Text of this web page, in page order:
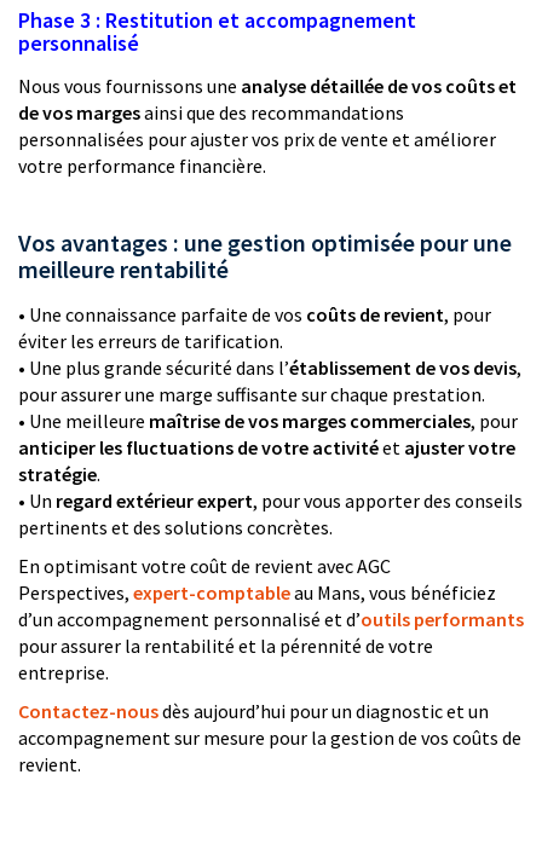
Phase 3 : Restitution et accompagnement
personnalisé
Nous vous fournissons une analyse détaillée de vos coûts et
de vos margesainsi que des recommandations
personnalisées pour ajuster vos prix de vente et améliorer
votre performance financière.
Vos avantages : une gestion optimisée pour une
meilleure rentabilité
• Une connaissance parfaite de vos coûts de revient, pour
éviter les erreurs de tarification.
• Une plus grande sécurité dans l’établissement de vos devis,
pour assurer une marge suffisante sur chaque prestation.
• Une meilleure maîtrise de vos marges commerciales, pour
anticiper les fluctuations de votre activitéet ajuster votre
stratégie.
• Un regard extérieur expert, pour vous apporter des conseils
pertinents et des solutions concrètes.
En optimisant votre coût de revient avec AGC
Perspectives, expert-comptableau Mans, vous bénéficiez
d’un accompagnement personnalisé et d’outils performants
pour assurer la rentabilité et la pérennité de votre
entreprise.
Contactez-nousdès aujourd’hui pour un diagnostic et un
accompagnement sur mesure pour la gestion de vos coûts de
revient.